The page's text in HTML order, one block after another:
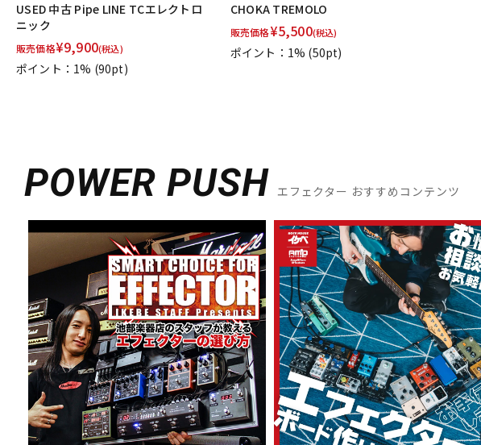
USED 中古 Pipe LINE TCエレクトロ
ニック
販売価格¥9,900(税込)
ポイント：1% (90pt)
CHOKA TREMOLO
販売価格¥5,500(税込)
ポイント：1% (50pt)
POWER PUSH エフェクター おすすめコンテンツ